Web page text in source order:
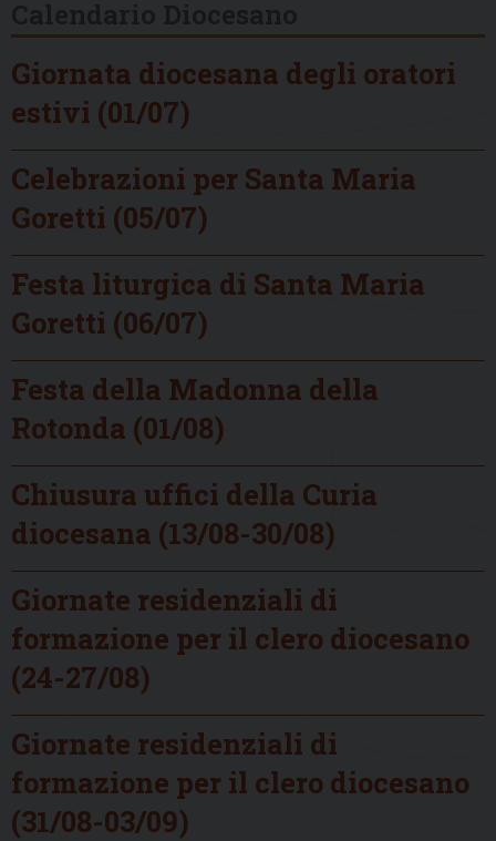
Giornata diocesana degli oratori
estivi (01/07)
Celebrazioni per Santa Maria
Goretti (05/07)
Festa liturgica di Santa Maria
Goretti (06/07)
Festa della Madonna della
Rotonda (01/08)
Chiusura uffici della Curia
diocesana (13/08-30/08)
Giornate residenziali di
formazione per il clero diocesano
(24-27/08)
Giornate residenziali di
formazione per il clero diocesano
(31/08-03/09)